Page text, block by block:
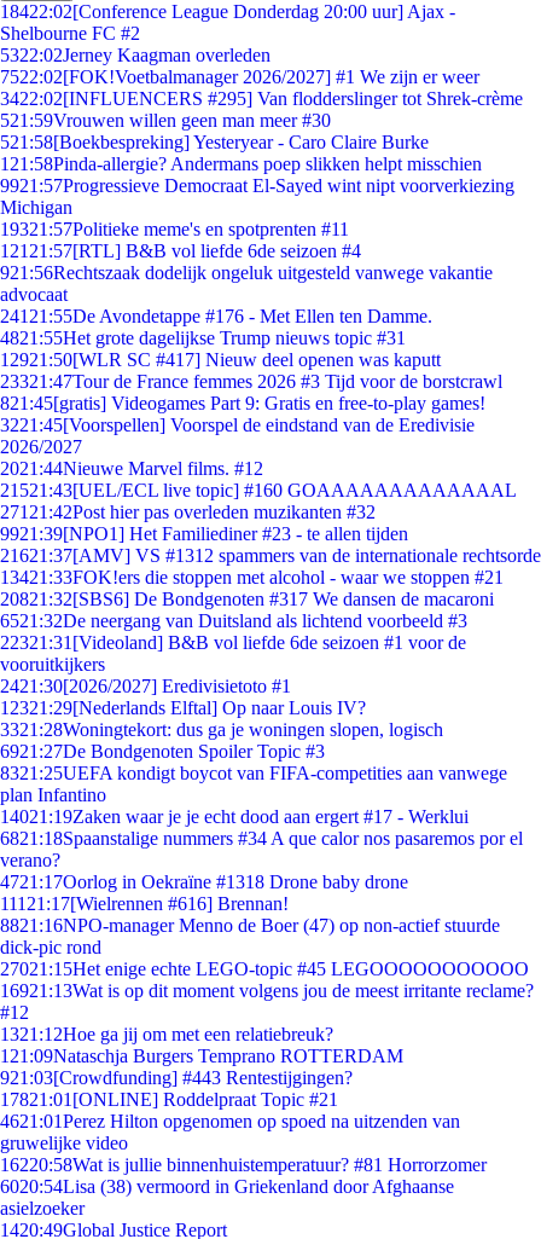
18422:02[Conference League Donderdag 20:00 uur] Ajax -
Shelbourne FC #2
5322:02Jerney Kaagman overleden
7522:02[FOK!Voetbalmanager 2026/2027] #1 We zijn er weer
3422:02[INFLUENCERS #295] Van flodderslinger tot Shrek-crème
521:59Vrouwen willen geen man meer #30
521:58[Boekbespreking] Yesteryear - Caro Claire Burke
1 21:58Pinda-allergie? Andermans poep slikken helpt misschien
9921:57Progressieve Democraat El-Sayed wint nipt voorverkiezing
Michigan
19321:57Politieke meme's en spotprenten #11
121 21:57[RTL] B&B vol liefde 6de seizoen #4
921:56Rechtszaak dodelijk ongeluk uitgesteld vanwege vakantie
advocaat
241 21:55De Avondetappe #176 - Met Ellen ten Damme.
4821:55Het grote dagelijkse Trump nieuws topic #31
12921:50[WLR SC #417] Nieuw deel openen was kaputt
23321:47Tour de France femmes 2026 #3 Tijd voor de borstcrawl
821:45[gratis] Videogames Part 9: Gratis en free-to-play games!
3221:45[Voorspellen] Voorspel de eindstand van de Eredivisie
2026/2027
2021:44Nieuwe Marvel films. #12
21521:43[UEL/ECL live topic] #160 GOAAAAAAAAAAAAAL
271 21:42Post hier pas overleden muzikanten #32
9921:39[NPO1] Het Familiediner #23 - te allen tijden
21621:37[AMV] VS #1312 spammers van de internationale rechtsorde
13421:33FOK!ers die stoppen met alcohol - waar we stoppen #21
20821:32[SBS6] De Bondgenoten #317 We dansen de macaroni
6521:32De neergang van Duitsland als lichtend voorbeeld #3
22321:31 [Videoland] B&B vol liefde 6de seizoen #1 voor de
vooruitkijkers
2421:30[2026/2027] Eredivisietoto #1
12321:29[Nederlands Elftal] Op naar Louis IV?
3321:28Woningtekort: dus ga je woningen slopen, logisch
6921:27De Bondgenoten Spoiler Topic #3
8321:25UEFA kondigt boycot van FIFA-competities aan vanwege
plan Infantino
14021:19Zaken waar je je echt dood aan ergert #17 - Werklui
6821:18Spaanstalige nummers #34 A que calor nos pasaremos por el
verano?
4721:17Oorlog in Oekraïne #1318 Drone baby drone
111 21:17[Wielrennen #616] Brennan!
8821:16NPO-manager Menno de Boer (47) op non-actief stuurde
dick-pic rond
27021:15Het enige echte LEGO-topic #45 LEGOOOOOOOOOOO
16921:13Wat is op dit moment volgens jou de meest irritante reclame?
#12
1321:12Hoe ga jij om met een relatiebreuk?
1 21:09Nataschja Burgers Temprano ROTTERDAM
921:03[Crowdfunding] #443 Rentestijgingen?
17821:01 [ONLINE] Roddelpraat Topic #21
4621:01Perez Hilton opgenomen op spoed na uitzenden van
gruwelijke video
16220:58Wat is jullie binnenhuistemperatuur? #81 Horrorzomer
6020:54Lisa (38) vermoord in Griekenland door Afghaanse
asielzoeker
1420:49Global Justice Report